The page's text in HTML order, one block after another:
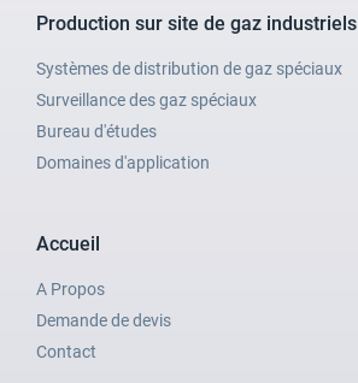
Production sur site de gaz industriels
Systèmes de distribution de gaz spéciaux
Surveillance des gaz spéciaux
Bureau d'études
Domaines d'application
Accueil
A Propos
Demande de devis
Contact